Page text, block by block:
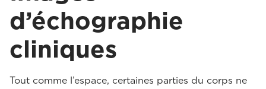
d’échographie
cliniques
Tout comme l’espace, certaines parties du corps ne